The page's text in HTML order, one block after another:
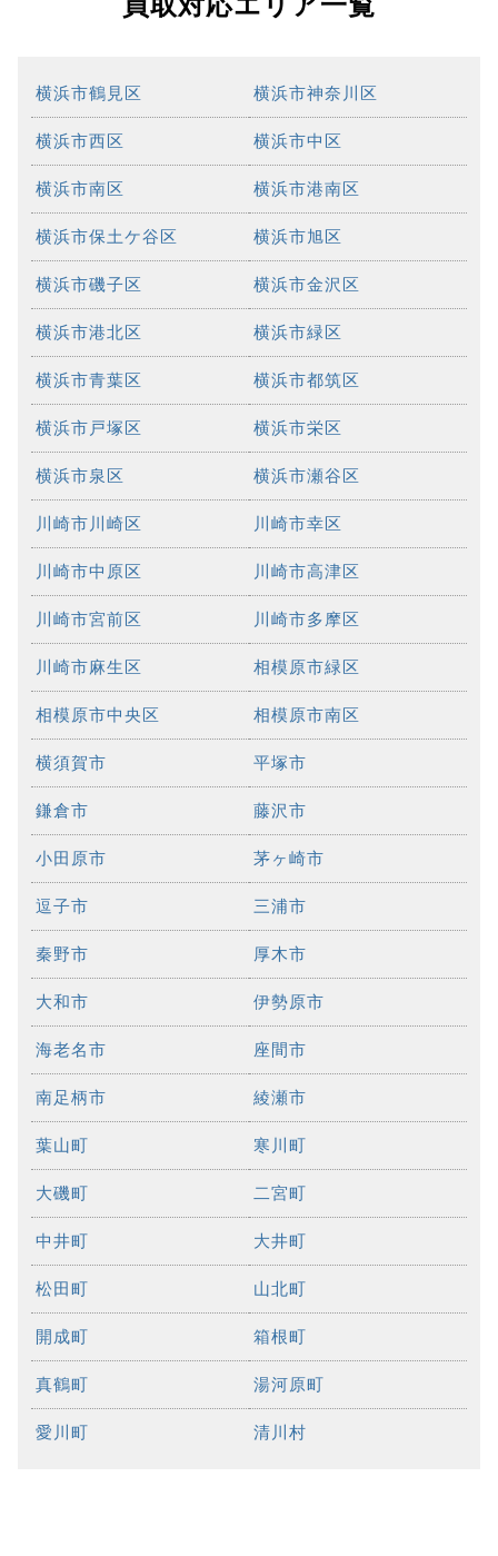
横浜市鶴見区 横浜市神奈川区
横浜市西区 横浜市中区
横浜市南区 横浜市港南区
横浜市保土ケ谷区 横浜市旭区
横浜市磯子区 横浜市金沢区
横浜市港北区 横浜市緑区
横浜市青葉区 横浜市都筑区
横浜市戸塚区 横浜市栄区
横浜市泉区 横浜市瀬谷区
川崎市川崎区 川崎市幸区
川崎市中原区 川崎市高津区
川崎市宮前区 川崎市多摩区
川崎市麻生区 相模原市緑区
相模原市中央区 相模原市南区
横須賀市 平塚市
鎌倉市 藤沢市
小田原市 茅ヶ崎市
逗子市 三浦市
秦野市 厚木市
大和市 伊勢原市
海老名市 座間市
南足柄市 綾瀬市
葉山町 寒川町
大磯町 二宮町
中井町 大井町
松田町 山北町
開成町 箱根町
真鶴町 湯河原町
愛川町 清川村